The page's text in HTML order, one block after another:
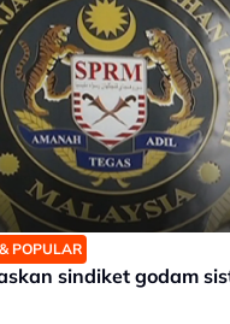
POPULAR
sindiket godam